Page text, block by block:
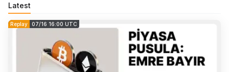
Latest
Replay 07/16 16:00 UTC